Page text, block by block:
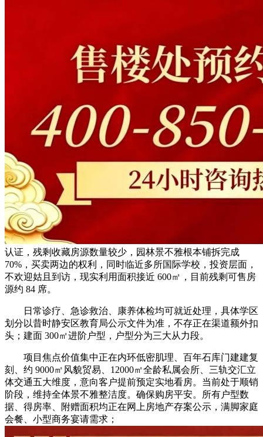
认证，残剩收藏房源数量较少，园林景不雅根本铺拆完成
70%，买卖两边的权利，同时临近多所国际学校，投资层面，
不欢迎姑且到访，现实利用面积接近 600㎡，目前残剩可售房
源约 84 席。
日常诊疗、急诊救治、康养体检均可就近处理，具体学区
划分以昔时静安区教育局公示文件为准，不存正在渠道额外扣
头；建面 300㎡进阶户型，户型分为三大从力段。
项目焦点价值集中正在内环低密肌理、百年石库门建建复
刻、约 9000㎡风貌贸易、12000㎡全龄私属会所、三轨交汇立
体交通五大维度，意向客户提前预定实地看房。当前处于顺销
阶段，维持全体景不雅整洁度。确保购房平安。所有户型数
据、得房率、附赠面积均正在网上房地产存案公示，满脚家庭
会餐、小型商务宴请需求；